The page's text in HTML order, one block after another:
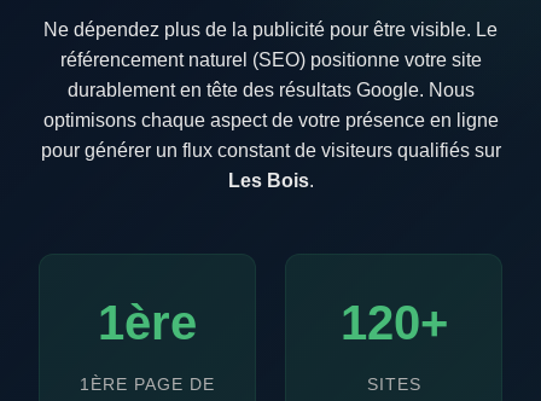
Ne dépendez plus de la publicité pour être visible. Le
référencement naturel (SEO) positionne votre site
durablement en tête des résultats Google. Nous
optimisons chaque aspect de votre présence en ligne
pour générer un flux constant de visiteurs qualifiés sur
Les Bois.
1ère
1ÈRE PAGE DE
120+
SITES